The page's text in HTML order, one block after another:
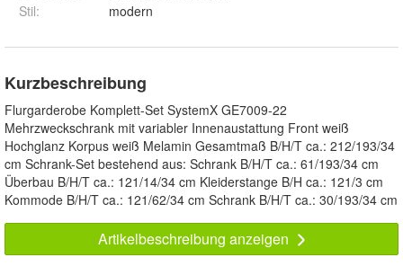
Stil: modern
Kurzbeschreibung
Flurgarderobe Komplett-Set SystemX GE7009-22
Mehrzweckschrank mit variabler Innenaustattung Front weiß
Hochglanz Korpus weiß Melamin Gesamtmaß B/H/T ca.: 212/193/34
cm Schrank-Set bestehend aus: Schrank B/H/T ca.: 61/193/34 cm
Überbau B/H/T ca.: 121/14/34 cm Kleiderstange B/H ca.: 121/3 cm
Kommode B/H/T ca.: 121/62/34 cm Schrank B/H/T ca.: 30/193/34 cm
Artikelbeschreibung anzeigen